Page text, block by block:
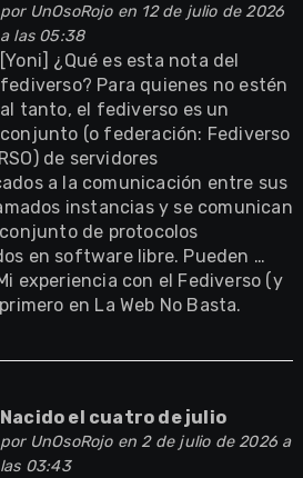
por UnOsoRojoen 12 de julio de 2026
a las 05:38
[Yoni] ¿Qué es esta nota del
fediverso? Para quienes no estén
al tanto, el fediverso es un
conjunto (o federación: Fediverso
de servidores
a la comunicación entre sus
instancias y se comunican
de protocolos
en software libre. Pueden …
experiencia con el Fediverso (y
en La Web No Basta.
Nacido el cuatro de julio
por UnOsoRojoen 2 de julio de 2026 a
las 03:43